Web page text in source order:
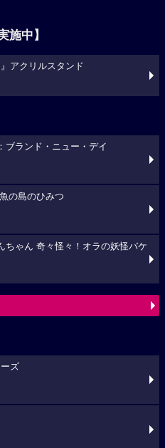
施中】
アクリルスタンド
ランド・ニュー・デイ
の島のひみつ
ゃん 奇々怪々！オラの妖怪バケ
ズ